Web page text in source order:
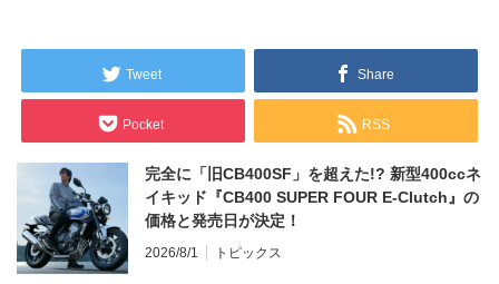
Tweet Share
Pocket RSS
完全に「旧CB400SF」を超えた!? 新型400ccネ
イキッド『CB400 SUPER FOUR E-Clutch』の
価格と発売日が決定！
2026/8/1 トピックス